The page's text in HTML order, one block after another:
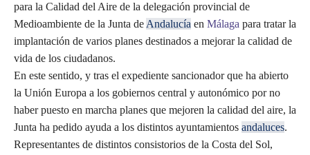
para la Calidad del Aire de la delegación provincial de
Medioambiente de la Junta deAndalucía en Málaga para tratar la
implantación de varios planes destinados a mejorar la calidad de
vida de los ciudadanos.
En este sentido, y tras el expediente sancionador que ha abierto
la Unión Europa a los gobiernos central y autonómico por no
haber puesto en marcha planes que mejoren la calidad del aire, la
Junta ha pedido ayuda a los distintos ayuntamientos andaluces.
Representantes de distintos consistorios de la Costa del Sol,